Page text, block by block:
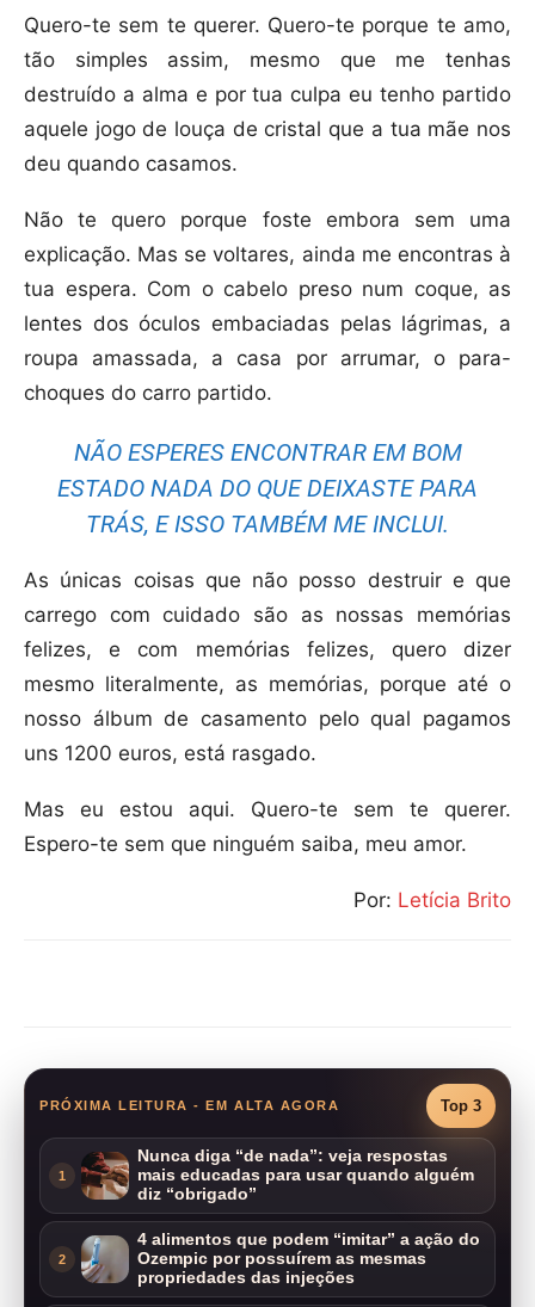
Quero-te sem te querer. Quero-te porque te amo,
tão simples assim, mesmo que me tenhas
destruído a alma e por tua culpa eu tenho partido
aquele jogo de louça de cristal que a tua mãe nos
deu quando casamos.
Não te quero porque foste embora sem uma
explicação. Mas se voltares, ainda me encontras à
tua espera. Com o cabelo preso num coque, as
lentes dos óculos embaciadas pelas lágrimas, a
roupa amassada, a casa por arrumar, o para-
choques do carro partido.
NÃO ESPERES ENCONTRAR EM BOM
ESTADO NADA DO QUE DEIXASTE PARA
TRÁS, E ISSO TAMBÉM ME INCLUI.
As únicas coisas que não posso destruir e que
carrego com cuidado são as nossas memórias
felizes, e com memórias felizes, quero dizer
mesmo literalmente, as memórias, porque até o
nosso álbum de casamento pelo qual pagamos
uns 1200 euros, está rasgado.
Mas eu estou aqui. Quero-te sem te querer.
Espero-te sem que ninguém saiba, meu amor.
Por: Letícia Brito
PRÓXIMA LEITURA - EM ALTA AGORA Top 3
1
Nunca diga “de nada”: veja respostas
mais educadas para usar quando alguém
diz “obrigado”
2
4 alimentos que podem “imitar” a ação do
Ozempic por possuírem as mesmas
propriedades das injeções